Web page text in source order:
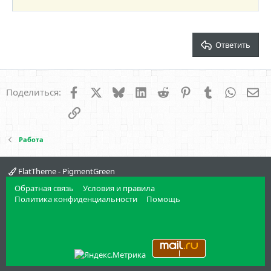
Ответить
Поделиться: Facebook BlueskyLinkedIn
Reddit PinterestTumblr
Ссылка
Работа
FlatTheme - PigmentGreen
Обратная связь
Условия и правила
Политика конфиденциальности
Помощь